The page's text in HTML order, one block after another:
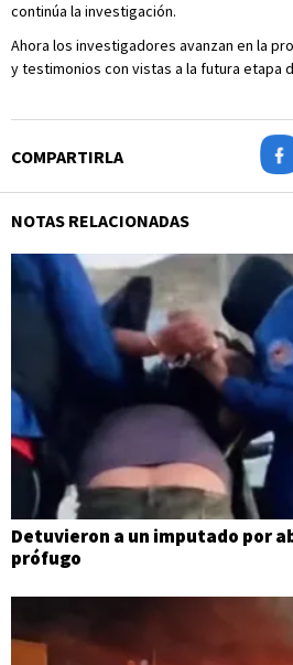
continúa la investigación.
Ahora los investigadores avanzan en la
y testimonios con vistas a la futura etapa
COMPARTIRLA
NOTAS RELACIONADAS
Detuvieron a un imputado por
prófugo